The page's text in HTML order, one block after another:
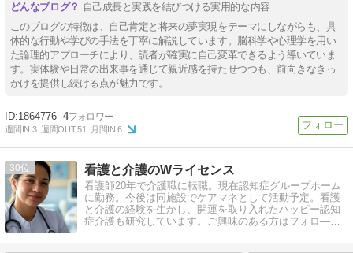
自己成長と実践を結びつける実用的な内容
このブログの特徴は、自己肯定と将来の夢実現をテーマにしながらも、具
体的な行動や学びの手法を丁寧に解説しています。脳科学や心理学を用い
た論理的アプローチにより、読者が確実に自己変革できるよう導いていま
す。実体験や日常の出来事を通じて親近感を持たせつつも、前向きなきっ
かけを提供し続ける点が魅力です。
1864776 4
週間IN:3 週間OUT:51 月間IN:6
30 看護と介護のWライセンス
看護師20年で介護職に転職。現在認知症グループホーム
に勤務。今後は同施設でケアマネとして活動予定。看護
と介護の経験を生かし、開運を取り入れたハッピー認知
症介護も研究しています。ご興味のある方はフォロ―よ